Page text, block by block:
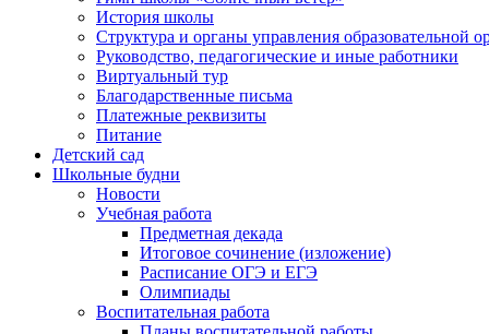
История школы
Структура и органы управления образовательной
Руководство, педагогические и иные работники
Виртуальный тур
Благодарственные письма
Платежные реквизиты
Питание
Детский сад
Школьные будни
Новости
Учебная работа
Предметная декада
Итоговое сочинение (изложение)
Расписание ОГЭ и ЕГЭ
Олимпиады
Воспитательная работа